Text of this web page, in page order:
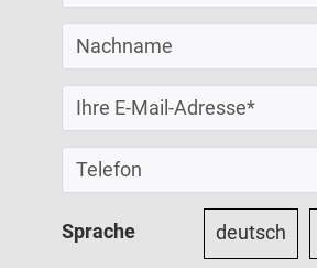
Sprache deutsch